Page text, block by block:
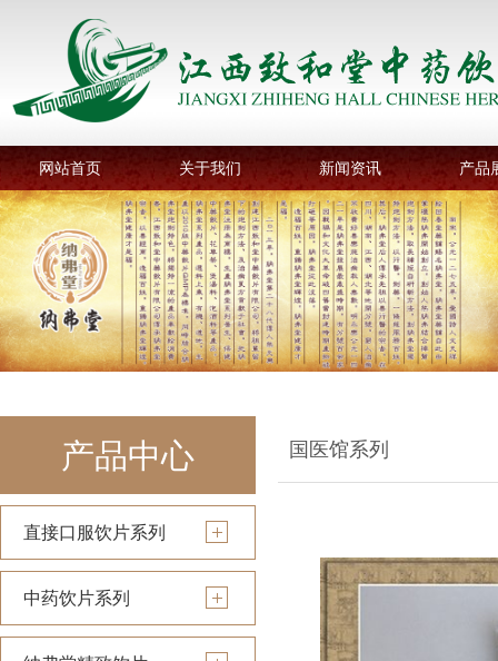
网站首页 关于我们 新闻资讯 产品
产品中心
直接口服饮片系列
中药饮片系列
国医馆系列